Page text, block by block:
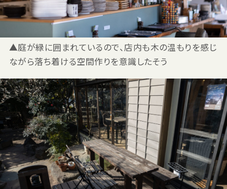
▲庭が緑に囲まれているので、店内も木の温もりを感じ
ながら落ち着ける空間作りを意識したそう